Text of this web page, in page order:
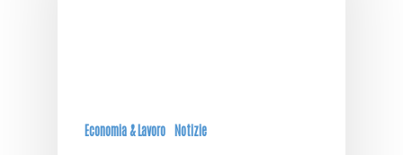
Economia & Lavoro Notizie